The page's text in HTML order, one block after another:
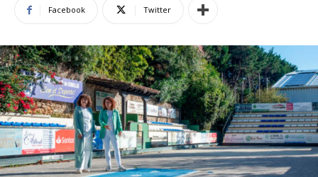
Facebook Twitter